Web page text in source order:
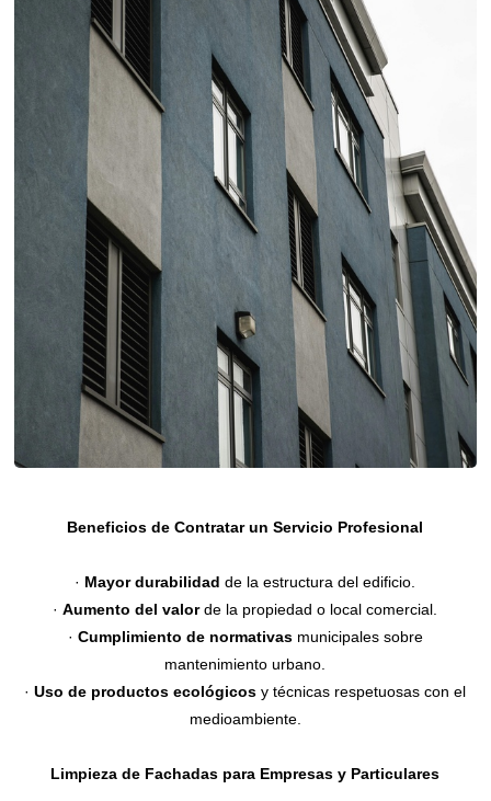
Beneficios de Contratar un Servicio Profesional
· Mayor durabilidad de la estructura del edificio.
·Aumento del valorde la propiedad o local comercial.
· Cumplimiento de normativasmunicipales sobre
mantenimiento urbano.
·Uso de productos ecológicos y técnicas respetuosas con el
medioambiente.
Limpieza de Fachadas para Empresas y Particulares